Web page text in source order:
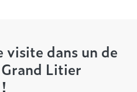
visite dans un de
Litier